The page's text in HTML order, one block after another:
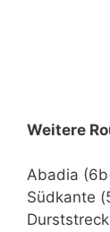
Weitere
Abadia
Südkante